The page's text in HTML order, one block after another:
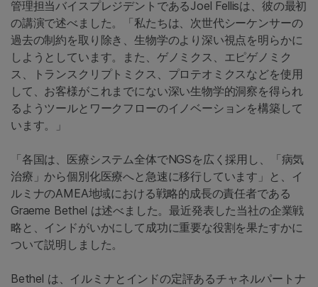
管理担当バイスプレジデントであるJoel Fellisは、彼の最初
の講演で述べました。「私たちは、次世代シーケンサーの
過去の制約を取り除き、生物学のより深い視点を明らかに
しようとしています。また、ゲノミクス、エピゲノミク
ス、トランスクリプトミクス、プロテオミクスなどを使用
して、お客様がこれまでにない深い生物学的洞察を得られ
るようツールとワークフローのイノベーションを構築して
います。」
「各国は、医療システム全体でNGSを広く採用し、「病気
治療」から個別化医療へと急速に移行しています」と、イ
ルミナのAMEA地域における戦略的成長の責任者である
Graeme Bethel は述べました。最近発表した当社の企業戦
略と、インドがいかにして成功に重要な役割を果たすかに
ついて説明しました。
Bethel は、イルミナとインドの定評あるチャネルパートナ